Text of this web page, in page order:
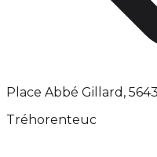
Place Abbé Gillard,
Tréhorenteuc